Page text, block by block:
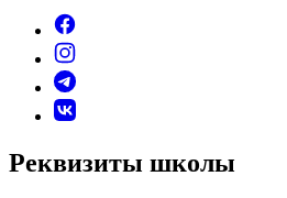
Реквизиты школы